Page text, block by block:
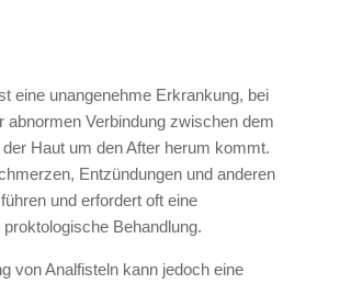
eine unangenehme Erkrankung, bei
abnormen Verbindung zwischen dem
Haut um den After herum kommt.
Entzündungen und anderen
und erfordert oft eine
Behandlung.
von Analfisteln kann jedoch eine